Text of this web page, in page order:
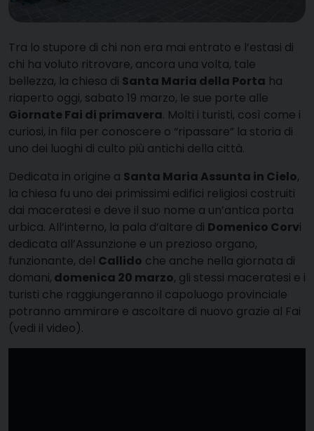
Tra lo stupore di chi non era mai entrato e l’estasi di
chi ha voluto ritrovare, ancora una volta, tale
bellezza, la chiesa di Santa Maria della Porta ha
riaperto oggi, sabato 19 marzo, le sue porte alle
Giornate Fai di primavera. Molti i turisti, così come i
curiosi, in fila per conoscere o “ripassare” la storia di
uno dei luoghi di culto più antichi della città.
Dedicata in origine a Santa Maria Assunta in Cielo,
la chiesa fu uno dei primissimi edifici religiosi costruiti
dai maceratesi e deve il suo nome a un’antica porta
urbica. All’interno, la pala d’altare di Domenico Corvi
dedicata all’Assunzione e un prezioso organo,
funzionante, del Callido che anche nella giornata di
domani, domenica 20 marzo, gli stessi maceratesi e i
turisti che raggiungeranno il capoluogo provinciale
potranno ammirare e ascoltare di nuovo grazie al Fai
(vedi il video).